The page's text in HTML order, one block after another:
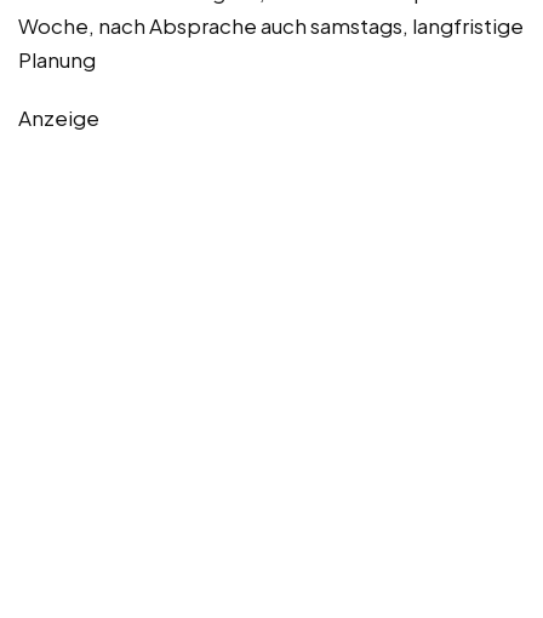
Woche, nach Absprache auch samstags, langfristige
Planung
Anzeige